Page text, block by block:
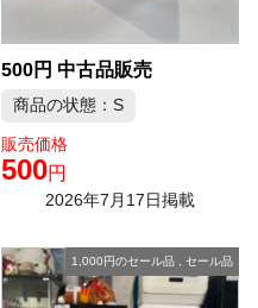
500円 中古品販売
商品の状態：S
販売価格
500円
2026年7月17日掲載
1,000円のセール品 , セール品